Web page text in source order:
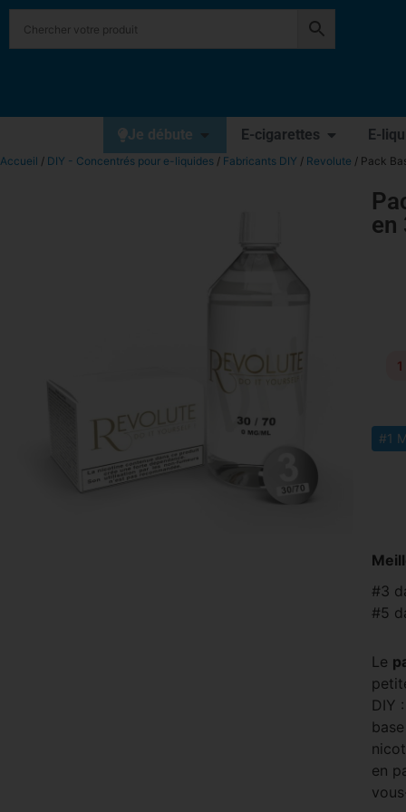
Je débute E-cigarettes E-
Accueil / DIY - Concentrés pour e-liquides / Fabricants DIY / Revolute / Pack
en
1
#1
#3
#5
Le
DIY
en